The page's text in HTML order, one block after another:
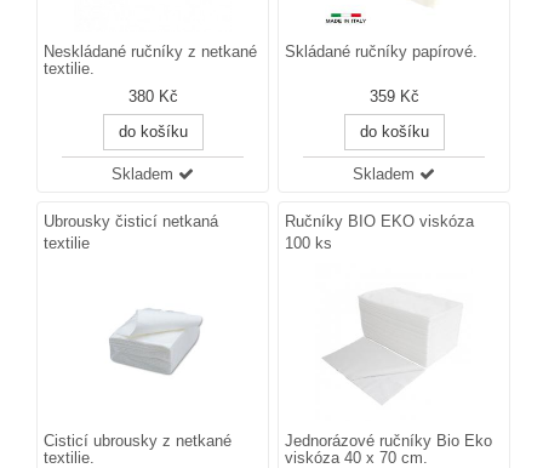
Neskládané ručníky z netkané
textilie.
380 Kč
do košíku
Skladem
Skládané ručníky papírové.
359 Kč
do košíku
Skladem
Ubrousky čisticí netkaná
textilie
Čisticí ubrousky z netkané
textilie.
Ručníky BIO EKO viskóza
100 ks
Jednorázové ručníky Bio Eko
viskóza 40 x 70 cm.